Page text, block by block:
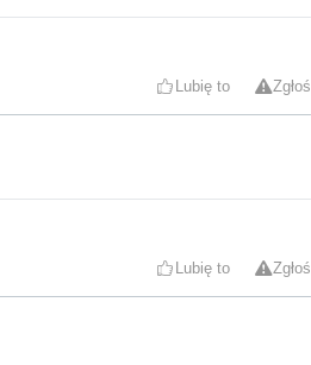
Lubię to Zgłoś
Lubię to Zgłoś